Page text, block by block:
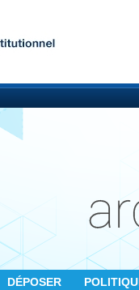
DÉPOSER